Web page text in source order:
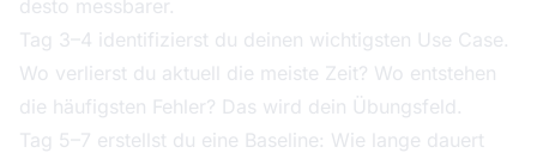
desto messbarer.
Tag 3–4 identifizierst du deinen wichtigsten Use Case.
Wo verlierst du aktuell die meiste Zeit? Wo entstehen
die häufigsten Fehler? Das wird dein Übungsfeld.
Tag 5–7 erstellst du eine Baseline: Wie lange dauert